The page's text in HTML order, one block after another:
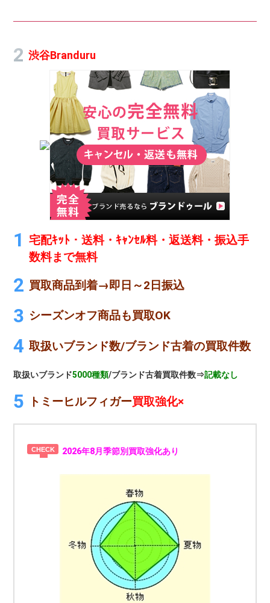
渋谷Branduru
宅配ｷｯﾄ・送料・ｷｬﾝｾﾙ料・返送料・振込手
数料まで無料
買取商品到着→即日～2日振込
シーズンオフ商品も買取OK
取扱いブランド数/ブランド古着の買取件数
取扱いブランド5000種類/ブランド古着買取件数⇒記載なし
トミーヒルフィガー買取強化×
2026年8月季節別買取強化あり